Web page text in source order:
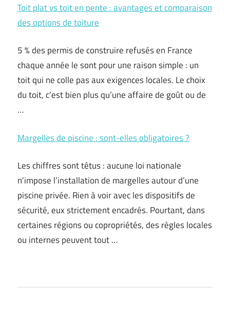
Toit plat vs toit en pente : avantages et comparaison
des options de toiture
5 % des permis de construire refusés en France
chaque année le sont pour une raison simple : un
toit qui ne colle pas aux exigences locales. Le choix
du toit, c’est bien plus qu’une affaire de goût ou de
…
Margelles de piscine : sont-elles obligatoires ?
Les chiffres sont têtus : aucune loi nationale
n’impose l’installation de margelles autour d’une
piscine privée. Rien à voir avec les dispositifs de
sécurité, eux strictement encadrés. Pourtant, dans
certaines régions ou copropriétés, des règles locales
ou internes peuvent tout …